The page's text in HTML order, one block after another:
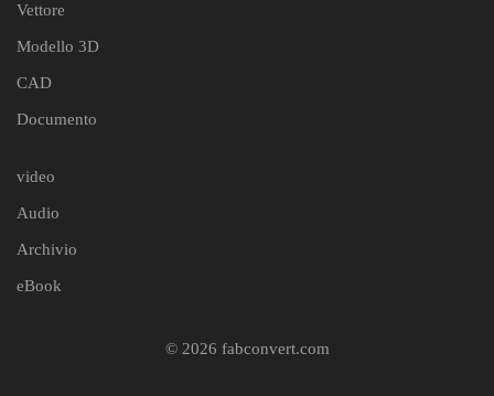
Vettore
Modello 3D
CAD
Documento
video
Audio
Archivio
eBook
© 2026 fabconvert.com